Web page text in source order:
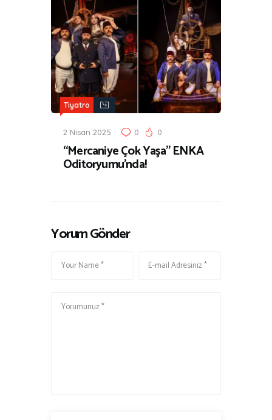
Tiyatro
2 Nisan 2025 0 0
“Mercaniye Çok Yaşa” ENKA
Oditoryumu’nda!
Yorum Gönder